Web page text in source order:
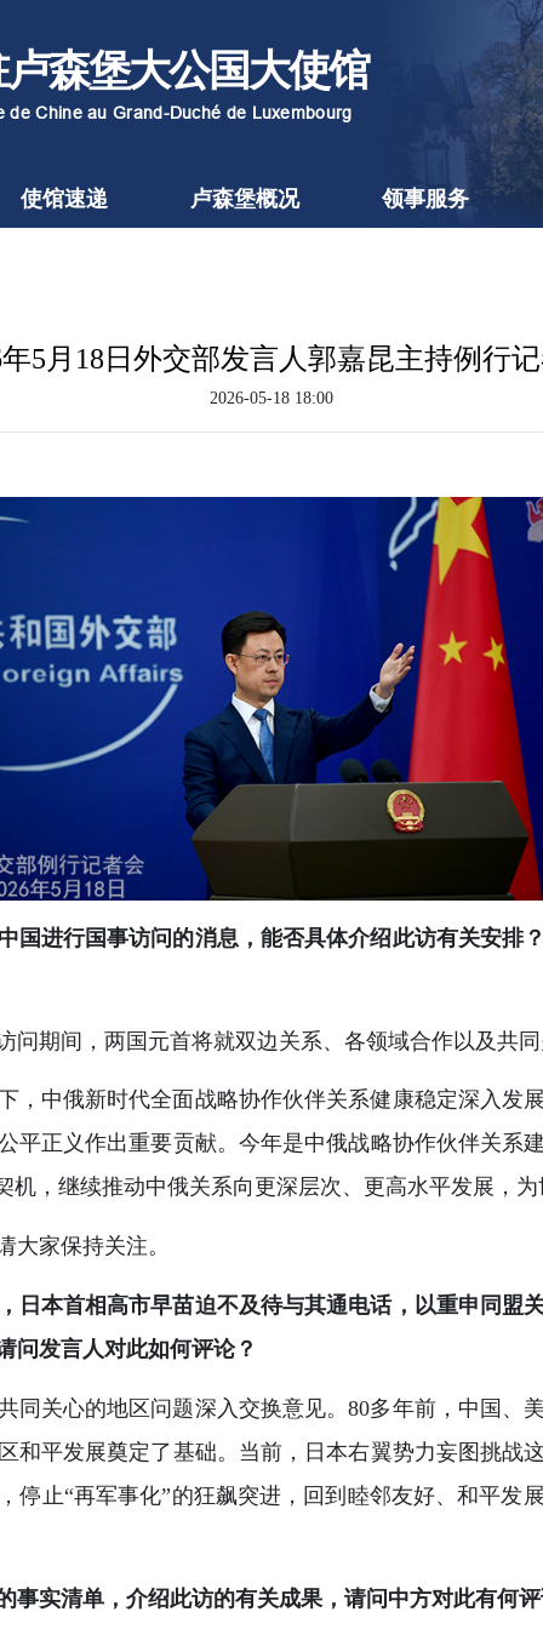
森堡大公国大使馆
Chine au Grand-Duché de Luxembourg
使馆速递 卢森堡概况 领事服务
年5月18日外交部发言人郭嘉昆主持例行
2026-05-18 18:00
国进行国事访问的消息，能否具体介绍此访有关安排
问期间，两国元首将就双边关系、各领域合作以及共
，中俄新时代全面战略协作伙伴关系健康稳定深入发
平正义作出重要贡献。今年是中俄战略协作伙伴关系
机，继续推动中俄关系向更深层次、更高水平发展，
大家保持关注。
日本首相高市早苗迫不及待与其通电话，以重申同盟
问发言人对此如何评论？
同关心的地区问题深入交换意见。80多年前，中国、
和平发展奠定了基础。当前，日本右翼势力妄图挑战
停止“再军事化”的狂飙突进，回到睦邻友好、和平发
事实清单，介绍此访的有关成果，请问中方对此有何